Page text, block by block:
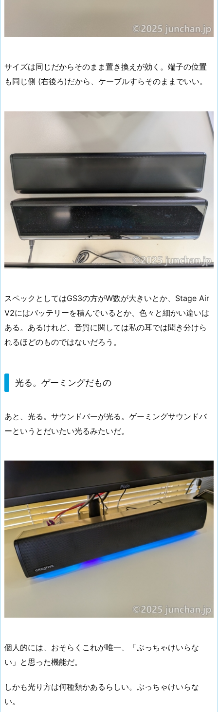
サイズは同じだからそのまま置き換えが効く。端子の位置
も同じ側 (右後ろ)だから、ケーブルすらそのままでいい。
スペックとしてはGS3の方がW数が大きいとか、Stage Air
V2にはバッテリーを積んでいるとか、色々と細かい違いは
ある。あるけれど、音質に関しては私の耳では聞き分けら
れるほどのものではないだろう。
光る。ゲーミングだもの
あと、光る。サウンドバーが光る。ゲーミングサウンドバ
ーというとだいたい光るみたいだ。
個人的には、おそらくこれが唯一、「ぶっちゃけいらな
い」と思った機能だ。
しかも光り方は何種類かあるらしい。ぶっちゃけいらな
い。